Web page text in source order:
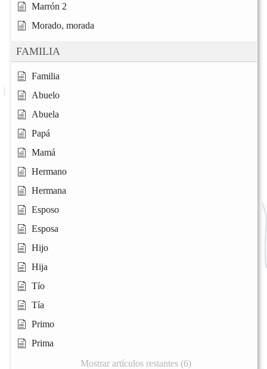
Marrón 2
Morado, morada
FAMILIA
Familia
Abuelo
Abuela
Papá
Mamá
Hermano
Hermana
Esposo
Esposa
Hijo
Hija
Tío
Tía
Primo
Prima
Mostrar artículos restantes (6)